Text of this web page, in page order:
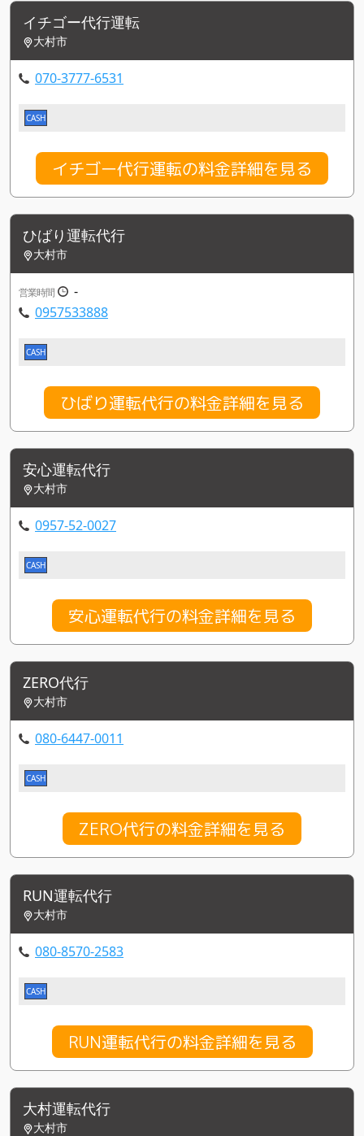
イチゴー代行運転
大村市
070-3777-6531
CASH
イチゴー代行運転の料金詳細を見る
ひばり運転代行
大村市
営業時間
-
0957533888
CASH
ひばり運転代行の料金詳細を見る
安心運転代行
大村市
0957-52-0027
CASH
安心運転代行の料金詳細を見る
ZERO代行
大村市
080-6447-0011
CASH
ZERO代行の料金詳細を見る
RUN運転代行
大村市
080-8570-2583
CASH
RUN運転代行の料金詳細を見る
大村運転代行
大村市